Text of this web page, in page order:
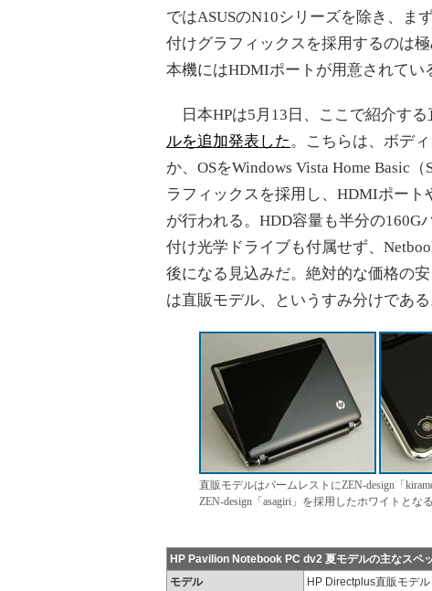
ではASUSのN10シリーズを除き、ま
付けグラフィックスを採用するのは極
本機にはHDMIポートが用意されてい
日本HPは5月13日、ここで紹介する
ルを追加発表した。こちらは、ボデ
か、OSをWindows Vista Home Basic
ラフィックスを採用し、HDMIポー
が行われる。HDD容量も半分の160G
付け光学ドライブも付属せず、
後になる見込みだ。絶対的な価格の
は直販モデル、というすみ分けである
直販モデルはパームレストにZEN-design「
ZEN-design「asagiri」を採用したホワイトとな
HP Pavilion Notebook PC dv2 夏モデルの主なスペ
モデル
HP Directplus直販モデル